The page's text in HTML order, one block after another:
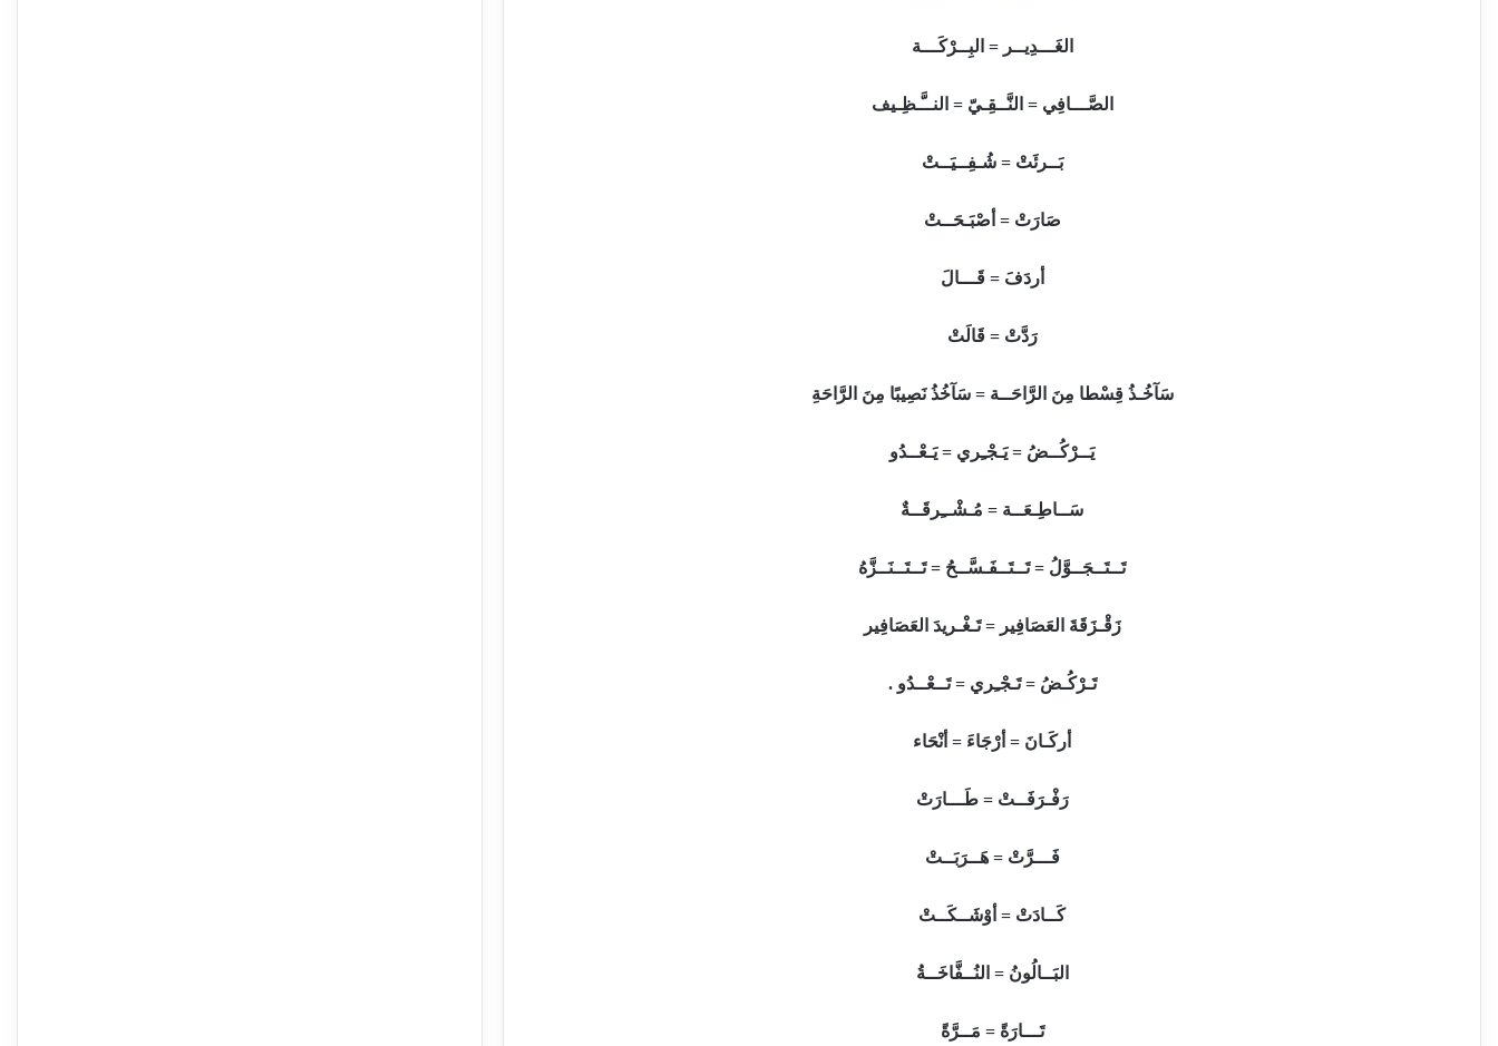
الغَـــدِيــر = البِــرْكَـــة
الصَّـــافِي = النَّــقِـيّ = النــَّـظِـيف
بَــرئَتْ = شُـفِــيَــتْ
صَارَتْ = أصْبَـحَــتْ
أردَفَ = قَـــالَ
رَدَّتْ = قَالَتْ
سَآخُـذُ قِسْطا مِنَ الرَّاحَــة = سَآخُذُ نَصِيبًا مِنَ الرَّاحَةِ
يَــرْكُــضُ = يَـجْـِري = يَـعْــدُو
سَــاطِـعَــة = مُـشْــِرقَــةٌ
تَــتَــجَــوَّلُ = تَــتَــفَـسَّــحُ = تَــتَــنَــزَّهُ
زَقْـزَقَةَ العَصَافِير = تَـغْـريدَ العَصَافِير
تَـرْكُـضُ = تَـجْـِري = تَــعْــدُو .
أركَـانَ = أرْجَاءَ = أنْحَاء
رَفْـرَفَــتْ = طَـــارَتْ
فَـــرَّتْ = هَــرَبَــتْ
كَــادَتْ = أوْشَــكَــتْ
البَــالُونُ = النُــفَّاخَــةُ
تَـــارَةً = مَــرَّةً